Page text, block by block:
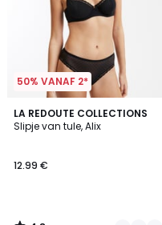
50% VANAF 2*
LA REDOUTE COLLECTIONS
Slipje van tule, Alix
12.99 €
4.8
/ 5
4
Kleuren